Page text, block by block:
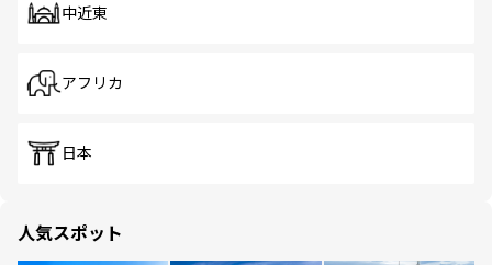
中近東
アフリカ
日本
人気スポット